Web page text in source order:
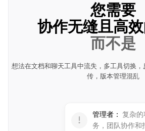
管理者： 复杂
务，团队协作和
您需要
协作无缝且高
而不是
想法在文档和聊天工具中流失，多工具切换
传，版本管理混乱